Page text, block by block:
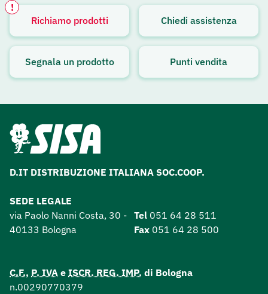
Richiamo prodotti
!
Avviso attivo
Chiedi assistenza
Segnala un prodotto Punti vendita
D.IT DISTRIBUZIONE ITALIANA SOC.COOP.
SEDE LEGALE
via Paolo Nanni Costa, 30 -
40133 Bologna
Tel 051 64 28 511
Fax 051 64 28 500
C.F., P. IVA e ISCR. REG. IMP. di Bologna
n.00290770379